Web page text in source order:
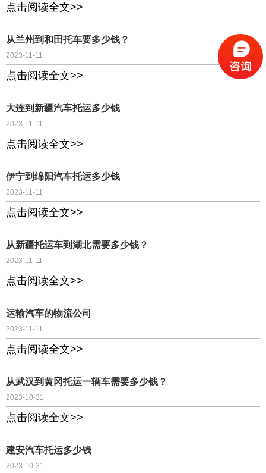
点击阅读全文>>
从兰州到和田托车要多少钱？
2023-11-11
点击阅读全文>>
大连到新疆汽车托运多少钱
2023-11-11
点击阅读全文>>
伊宁到绵阳汽车托运多少钱
2023-11-11
点击阅读全文>>
从新疆托运车到湖北需要多少钱？
2023-11-11
点击阅读全文>>
运输汽车的物流公司
2023-11-11
点击阅读全文>>
从武汉到黄冈托运一辆车需要多少钱？
2023-10-31
点击阅读全文>>
建安汽车托运多少钱
2023-10-31